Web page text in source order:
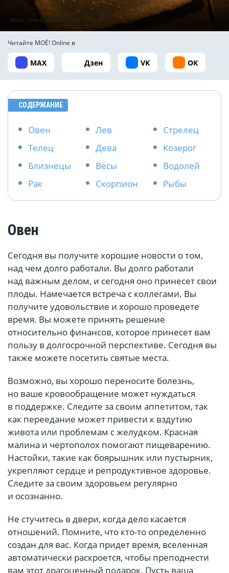
Фото: сгенерировано ИИ
Читайте МОЁ! Online в
MAX Дзен VK ОК
СОДЕРЖАНИЕ
Овен
Телец
Близнецы
Рак
Лев
Дева
Весы
Скорпион
Стрелец
Козерог
Водолей
Рыбы
Овен
Сегодня вы получите хорошие новости о том,
над чем долго работали. Вы долго работали
над важным делом, и сегодня оно принесет свои
плоды. Намечается встреча с коллегами. Вы
получите удовольствие и хорошо проведете
время. Вы можете принять решение
относительно финансов, которое принесет вам
пользу в долгосрочной перспективе. Сегодня вы
также можете посетить святые места.
Возможно, вы хорошо переносите болезнь,
но ваше кровообращение может нуждаться
в поддержке. Следите за своим аппетитом, так
как переедание может привести к вздутию
живота или проблемам с желудком. Красная
малина и чертополох помогают пищеварению.
Настойки, такие как боярышник или пустырник,
укрепляют сердце и репродуктивное здоровье.
Следите за своим здоровьем регулярно
и осознанно.
Не стучитесь в двери, когда дело касается
отношений. Помните, что кто-то определенно
создан для вас. Когда придет время, вселенная
автоматически раскроется, чтобы преподнести
вам этот драгоценный подарок. Пусть ваша